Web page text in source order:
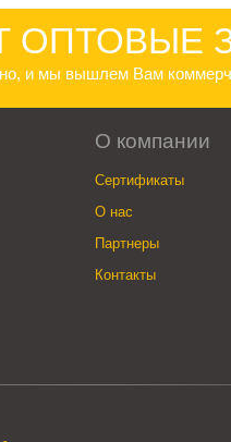
ОПТОВЫЕ
и мы вышлем Вам
О компании
Сертификаты
О нас
Партнеры
Контакты